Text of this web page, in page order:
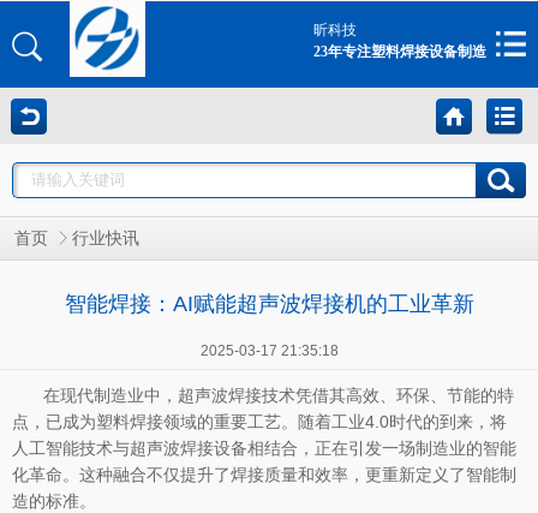
昕科技
23年专注塑料焊接设备制造
首页 行业快讯
智能焊接：AI赋能超声波焊接机的工业革新
2025-03-17 21:35:18
在现代制造业中，超声波焊接技术凭借其高效、环保、节能的特
点，已成为塑料焊接领域的重要工艺。随着工业4.0时代的到来，将
人工智能技术与超声波焊接设备相结合，正在引发一场制造业的智能
化革命。这种融合不仅提升了焊接质量和效率，更重新定义了智能制
造的标准。